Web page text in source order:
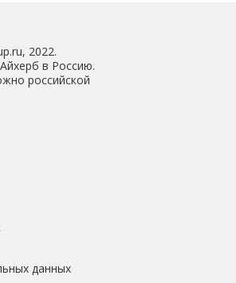
2022.
в Россию.
российской
данных